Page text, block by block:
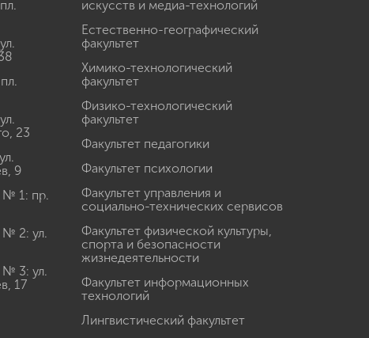
23
9
1: пр.
2: ул.
3: ул.
17
искусств и медиа-технологий
Естественно-географический
факультет
Химико-технологический
факультет
Физико-технологический
факультет
Факультет педагогики
Факультет психологии
Факультет управления и
социально-технических сервисов
Факультет физической культуры,
спорта и безопасности
жизнедеятельности
Факультет информационных
технологий
Лингвистический факультет